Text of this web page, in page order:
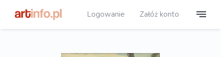
Logowanie Załóż konto